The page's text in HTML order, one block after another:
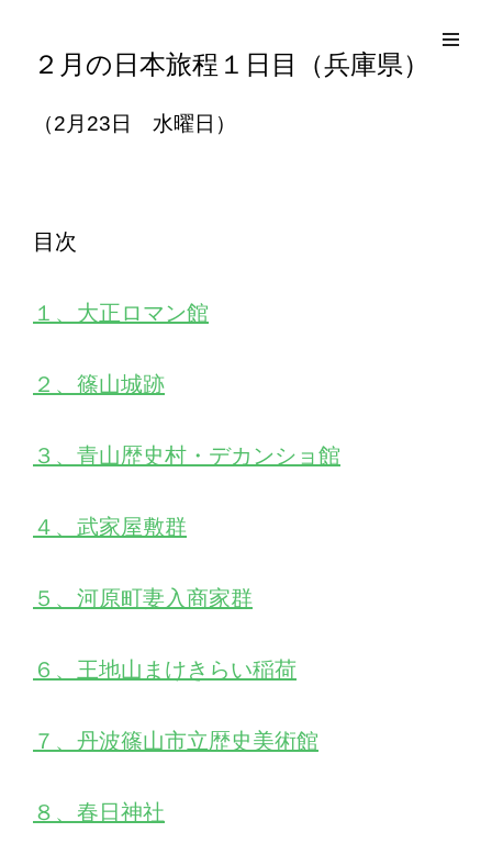
EDO KAGURA
Authentic Traditional Cultural Experiences
２月の日本旅程１日目（兵庫県）
（2月23日 水曜日）
目次
１、大正ロマン館
２、篠山城跡
３、青山歴史村・デカンショ館
４、武家屋敷群
５、河原町妻入商家群
６、王地山まけきらい稲荷
７、丹波篠山市立歴史美術館
８、春日神社